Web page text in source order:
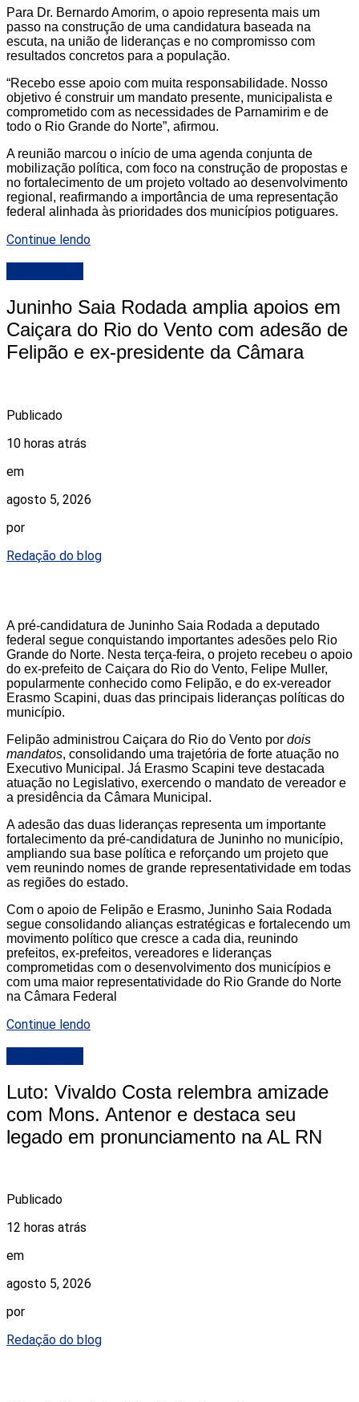
Para Dr. Bernardo Amorim, o apoio representa mais um
passo na construção de uma candidatura baseada na
escuta, na união de lideranças e no compromisso com
resultados concretos para a população.
“Recebo esse apoio com muita responsabilidade. Nosso
objetivo é construir um mandato presente, municipalista e
comprometido com as necessidades de Parnamirim e de
todo o Rio Grande do Norte”, afirmou.
A reunião marcou o início de uma agenda conjunta de
mobilização política, com foco na construção de propostas e
no fortalecimento de um projeto voltado ao desenvolvimento
regional, reafirmando a importância de uma representação
federal alinhada às prioridades dos municípios potiguares.
Continue lendo
Juninho Saia Rodada amplia apoios em
Caiçara do Rio do Vento com adesão de
Felipão e ex-presidente da Câmara
Publicado
10 horas atrás
em
agosto 5, 2026
por
Redação do blog
A pré-candidatura de Juninho Saia Rodada a deputado
federal segue conquistando importantes adesões pelo Rio
Grande do Norte. Nesta terça-feira, o projeto recebeu o apoio
do ex-prefeito de Caiçara do Rio do Vento, Felipe Muller,
popularmente conhecido como Felipão, e do ex-vereador
Erasmo Scapini, duas das principais lideranças políticas do
município.
Felipão administrou Caiçara do Rio do Vento por dois
mandatos, consolidando uma trajetória de forte atuação no
Executivo Municipal. Já Erasmo Scapini teve destacada
atuação no Legislativo, exercendo o mandato de vereador e
a presidência da Câmara Municipal.
A adesão das duas lideranças representa um importante
fortalecimento da pré-candidatura de Juninho no município,
ampliando sua base política e reforçando um projeto que
vem reunindo nomes de grande representatividade em todas
as regiões do estado.
Com o apoio de Felipão e Erasmo, Juninho Saia Rodada
segue consolidando alianças estratégicas e fortalecendo um
movimento político que cresce a cada dia, reunindo
prefeitos, ex-prefeitos, vereadores e lideranças
comprometidas com o desenvolvimento dos municípios e
com uma maior representatividade do Rio Grande do Norte
na Câmara Federal
Continue lendo
Luto: Vivaldo Costa relembra amizade
com Mons. Antenor e destaca seu
legado em pronunciamento na AL RN
Publicado
12 horas atrás
em
agosto 5, 2026
por
Redação do blog